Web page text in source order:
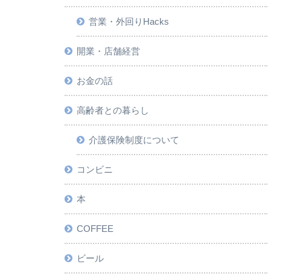
営業・外回りHacks
開業・店舗経営
お金の話
高齢者との暮らし
介護保険制度について
コンビニ
本
COFFEE
ビール